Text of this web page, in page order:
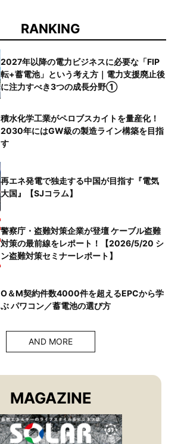
RANKING
2027年以降の電力ビジネスに必要な「FIP
転+蓄電池」という考え方｜電力支援廃止後
に注力すべき3つの成長分野①
積水化学工業がペロブスカイトを量産化！
2030年にはGW級の製造ライン構築を目指
す
再エネ発電で独走する中国が目指す『電気
大国』【SJコラム】
警察庁・盗難対策企業が登壇 ケーブル盗難
対策の最前線をレポート！【2026/5/20 シ
ン盗難対策セミナーレポート】
O＆M契約件数4000件を超えるEPCから学
ぶ パワコン／蓄電池の選び方
AND MORE
MAGAZINE